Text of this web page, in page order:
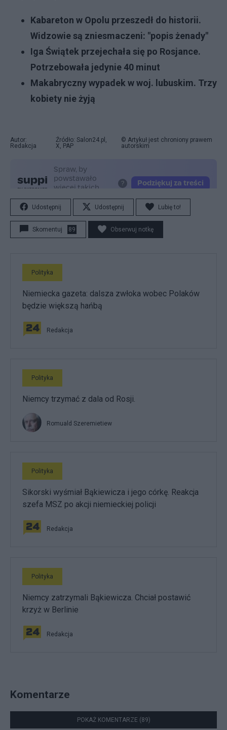
Kabareton w Opolu przeszedł do historii.
Widzowie są zniesmaczeni: "popis żenady"
Iga Świątek przejechała się po Rosjance.
Potrzebowała jedynie 40 minut
Makabryczny wypadek w woj. lubuskim. Trzy
kobiety nie żyją
Autor:
Redakcja
Źródło: Salon24.pl,
X, PAP
© Artykuł jest chroniony prawem
autorskim
Udostępnij Udostępnij Lubię to!
Skomentuj 89 Obserwuj notkę
Polityka
Niemiecka gazeta: dalsza zwłoka wobec Polaków
będzie większą hańbą
Redakcja
Polityka
Niemcy trzymać z dala od Rosji.
Romuald Szeremietiew
Polityka
Sikorski wyśmiał Bąkiewicza i jego córkę. Reakcja
szefa MSZ po akcji niemieckiej policji
Redakcja
Polityka
Niemcy zatrzymali Bąkiewicza. Chciał postawić
krzyż w Berlinie
Redakcja
Komentarze
POKAŻ KOMENTARZE (89)